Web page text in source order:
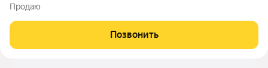
Продаю
Позвонить